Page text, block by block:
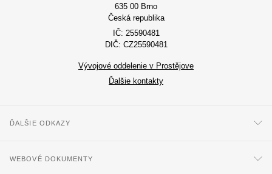
635 00 Brno
Česká republika
IČ: 25590481
DIČ: CZ25590481
Vývojové oddelenie v Prostějove
Ďalšie kontakty
ĎALŠIE ODKAZY
WEBOVÉ DOKUMENTY